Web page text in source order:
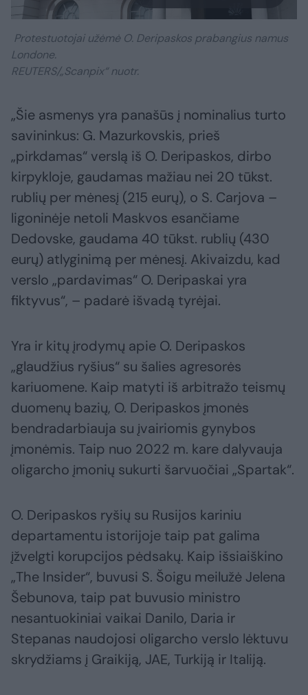
Protestuotojai užėmė O. Deripaskos prabangius namus
Londone.
REUTERS/„Scanpix“ nuotr.
„Šie asmenys yra panašūs į nominalius turto
savininkus: G. Mazurkovskis, prieš
„pirkdamas“ verslą iš O. Deripaskos, dirbo
kirpykloje, gaudamas mažiau nei 20 tūkst.
rublių per mėnesį (215 eurų), o S. Carjova –
ligoninėje netoli Maskvos esančiame
Dedovske, gaudama 40 tūkst. rublių (430
eurų) atlyginimą per mėnesį. Akivaizdu, kad
verslo „pardavimas“ O. Deripaskai yra
fiktyvus“, – padarė išvadą tyrėjai.
Yra ir kitų įrodymų apie O. Deripaskos
„glaudžius ryšius“ su šalies agresorės
kariuomene. Kaip matyti iš arbitražo teismų
duomenų bazių, O. Deripaskos įmonės
bendradarbiauja su įvairiomis gynybos
įmonėmis. Taip nuo 2022 m. kare dalyvauja
oligarcho įmonių sukurti šarvuočiai „Spartak“.
O. Deripaskos ryšių su Rusijos kariniu
departamentu istorijoje taip pat galima
įžvelgti korupcijos pėdsakų. Kaip išsiaiškino
„The Insider“, buvusi S. Šoigu meilužė Jelena
Šebunova, taip pat buvusio ministro
nesantuokiniai vaikai Danilo, Daria ir
Stepanas naudojosi oligarcho verslo lėktuvu
skrydžiams į Graikiją, JAE, Turkiją ir Italiją.